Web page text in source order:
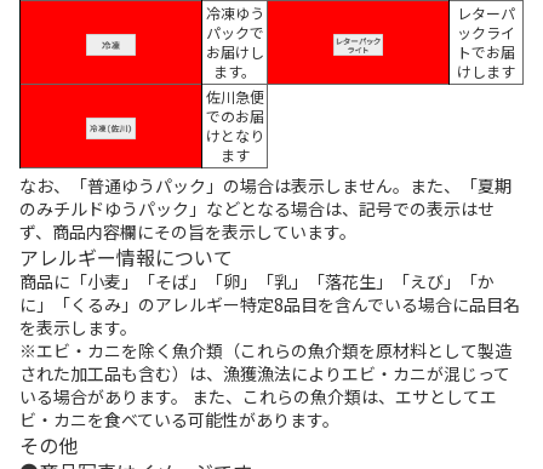
冷凍ゆう
パックで
お届けし
ます。
レターパ
ックライ
トでお届
けします
佐川急便
でのお届
けとなり
ます
なお、「普通ゆうパック」の場合は表示しません。また、「夏期
のみチルドゆうパック」などとなる場合は、記号での表示はせ
ず、商品内容欄にその旨を表示しています。
アレルギー情報について
商品に「小麦」「そば」「卵」「乳」「落花生」「えび」「か
に」「くるみ」のアレルギー特定8品目を含んでいる場合に品目名
を表示します。
※エビ・カニを除く魚介類（これらの魚介類を原材料として製造
された加工品も含む）は、漁獲漁法によりエビ・カニが混じって
いる場合があります。 また、これらの魚介類は、エサとしてエ
ビ・カニを食べている可能性があります。
その他